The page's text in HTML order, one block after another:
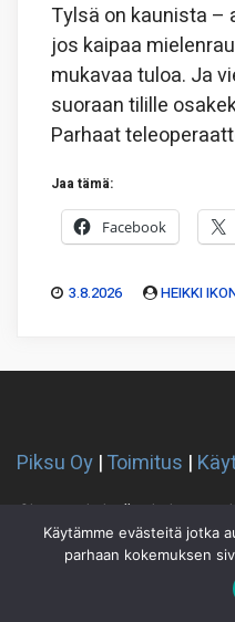
Tylsä on kaunista
jos kaipaa
mukavaa tuloa. Ja
suoraan tilille
Parhaat
Jaa tämä:
Facebook
3.8.2026 HEIKKI
Piksu Oy |Toimitus |
Sivusto ei sisällä
sellaiseksi tulkita
Käytämme evästeitä jotka
parhaan kokemuksen